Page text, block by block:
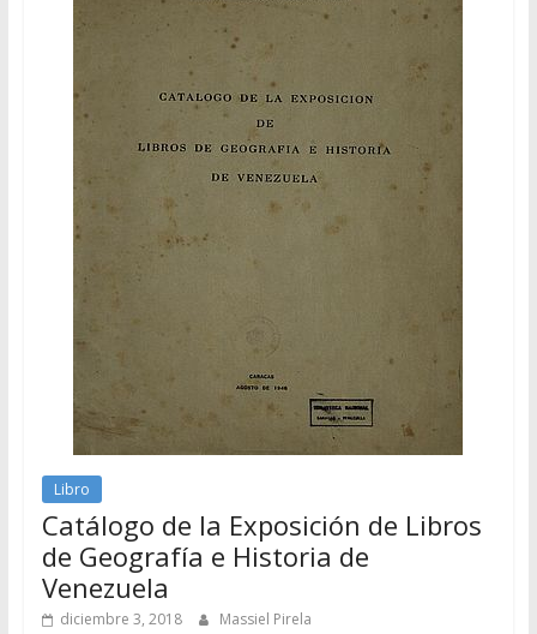
Libro
Catálogo de la Exposición de Libros
de Geografía e Historia de
Venezuela
diciembre 3, 2018 Massiel Pirela